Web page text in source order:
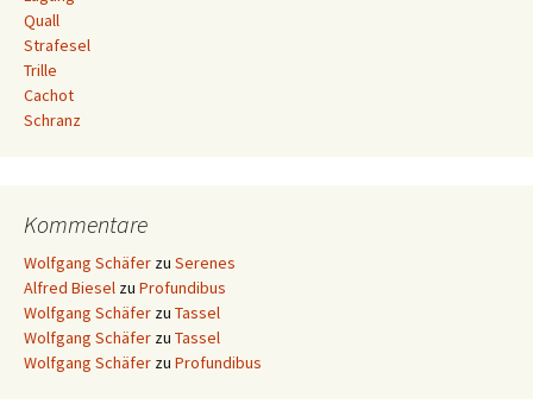
Quall
Strafesel
Trille
Cachot
Schranz
Kommentare
Wolfgang Schäfer zu Serenes
Alfred Biesel zu Profundibus
Wolfgang Schäfer zu Tassel
Wolfgang Schäfer zu Tassel
Wolfgang Schäfer zu Profundibus